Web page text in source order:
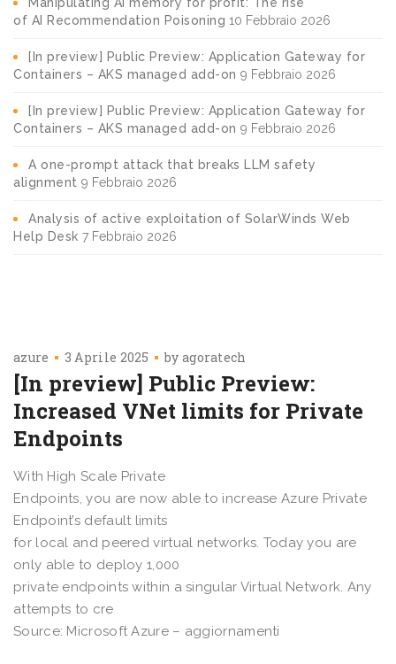
of AI Recommendation Poisoning 10 Febbraio 2026
[In preview] Public Preview: Application Gateway for
Containers – AKS managed add-on 9 Febbraio 2026
[In preview] Public Preview: Application Gateway for
Containers – AKS managed add-on 9 Febbraio 2026
A one-prompt attack that breaks LLM safety
alignment 9 Febbraio 2026
Analysis of active exploitation of SolarWinds Web
Help Desk 7 Febbraio 2026
azure 3 Aprile 2025 by agoratech
[In preview] Public Preview:
Increased VNet limits for Private
Endpoints
With High Scale Private
Endpoints, you are now able to increase Azure Private
Endpoint’s default limits
for local and peered virtual networks. Today you are
only able to deploy 1,000
private endpoints within a singular Virtual Network. Any
attempts to cre
Source: Microsoft Azure – aggiornamenti